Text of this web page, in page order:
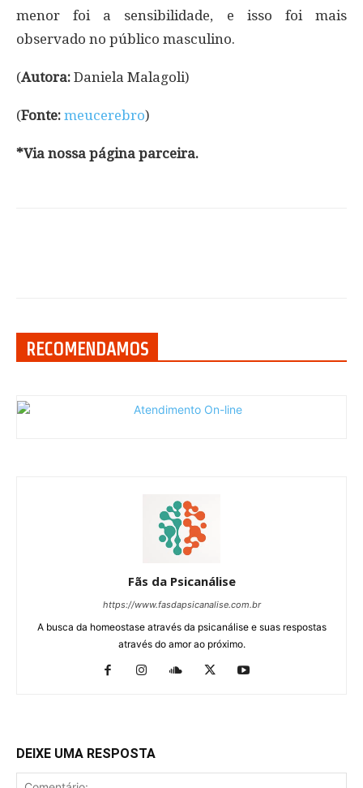
menor foi a sensibilidade, e isso foi mais
observado no público masculino.
(Autora: Daniela Malagoli)
(Fonte: meucerebro)
*Via nossa página parceira.
RECOMENDAMOS
Fãs da Psicanálise
https://www.fasdapsicanalise.com.br
A busca da homeostase através da psicanálise e suas respostas
através do amor ao próximo.
DEIXE UMA RESPOSTA